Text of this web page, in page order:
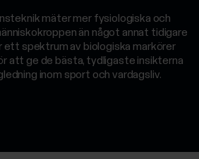
mäter mer fysiologiska och
än något annat tidigare
ett spektrum av biologiska markörer
att ge de bästa, tydligaste insikterna
inom sport och vardagsliv.